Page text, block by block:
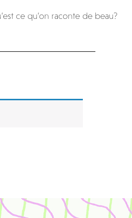
ce qu’on raconte de beau?